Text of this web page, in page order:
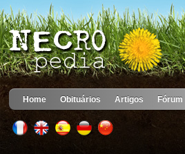
Home Obituários Artigos Fórum